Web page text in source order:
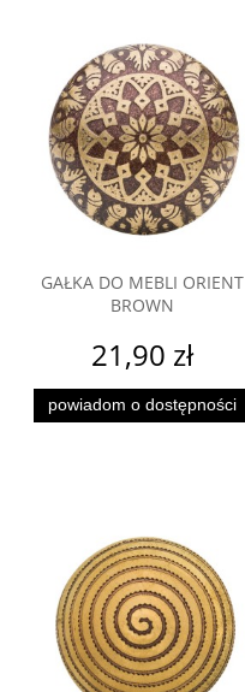
GAŁKA DO MEBLI ORIENT
BROWN
21,90 zł
powiadom o dostępności